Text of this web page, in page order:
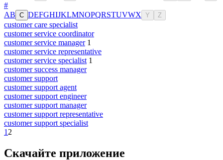
#
AB C DEFGHIJKLMNOPQRSTUVWX Y Z
customer care specialist
customer service coordinator
customer service manager 1
customer service representative
customer service specialist 1
customer success manager
customer support
customer support agent
customer support engineer
customer support manager
customer support representative
customer support specialist
1 2
Скачайте приложение